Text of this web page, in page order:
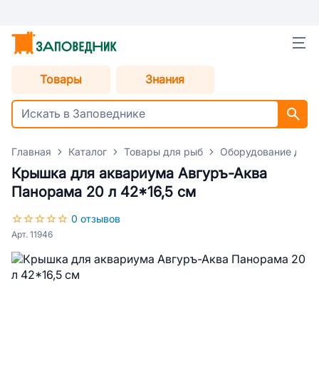
Товары Знания
Главная Каталог Товары для рыб Оборудование для
Крышка для аквариума Авгуръ-Аква
Панорама 20 л 42*16,5 см
0 отзывов
Арт. 11946